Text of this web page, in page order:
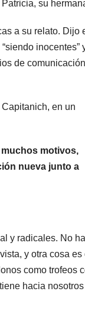
su
a su relato. Dijo
inocentes”
de comunicación
en un
motivos,
nueva junto a
y radicales. No
y otra cosa es
como trofeos
hacia
lujo:
tren